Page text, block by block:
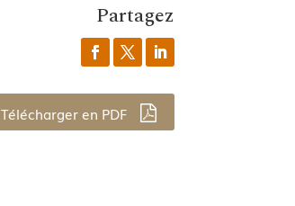
Partagez
Télécharger en PDF